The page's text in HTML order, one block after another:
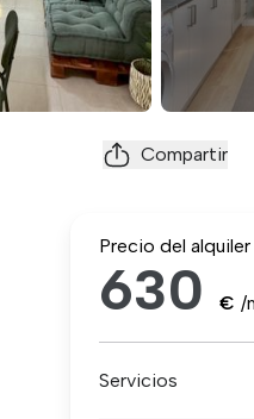
Compartir
Precio del alquiler
630 € /
Servicios